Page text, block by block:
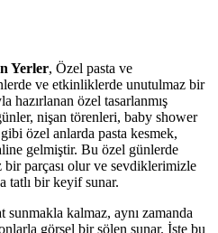
Yerler, Özel pasta ve
ve etkinliklerde unutulmaz bir
hazırlanan özel tasarlanmış
nişan törenleri, baby shower
özel anlarda pasta kesmek,
gelmiştir. Bu özel günlerde
bir parçası olur ve sevdiklerimizle
tatlı bir keyif sunar.
sunmakla kalmaz, aynı zamanda
görsel bir şölen sunar. İşte bu